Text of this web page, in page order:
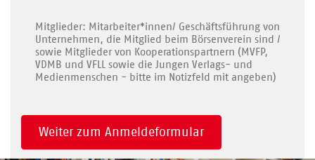
Mitglieder: Mitarbeiter*innen/ Geschäftsführung von
Unternehmen, die Mitglied beim Börsenverein sind /
sowie Mitglieder von Kooperationspartnern (MVFP,
VDMB und VFLL sowie die Jungen Verlags- und
Medienmenschen - bitte im Notizfeld mit angeben)
Weiter zum Anmeldeformular